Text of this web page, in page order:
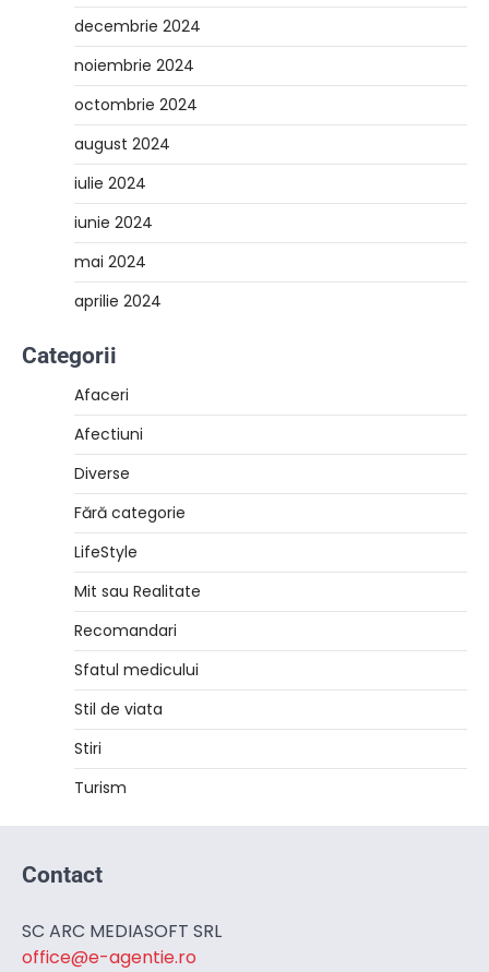
decembrie 2024
noiembrie 2024
octombrie 2024
august 2024
iulie 2024
iunie 2024
mai 2024
aprilie 2024
Categorii
Afaceri
Afectiuni
Diverse
Fără categorie
LifeStyle
Mit sau Realitate
Recomandari
Sfatul medicului
Stil de viata
Stiri
Turism
Contact
SC ARC MEDIASOFT SRL
office@e-agentie.ro